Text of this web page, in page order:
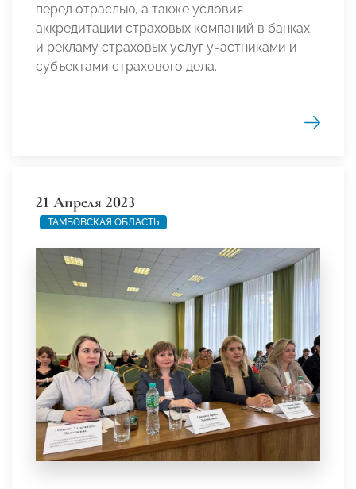
перед отраслью, а также условия
аккредитации страховых компаний в банках
и рекламу страховых услуг участниками и
субъектами страхового дела.
21 Апреля 2023
ТАМБОВСКАЯ ОБЛАСТЬ